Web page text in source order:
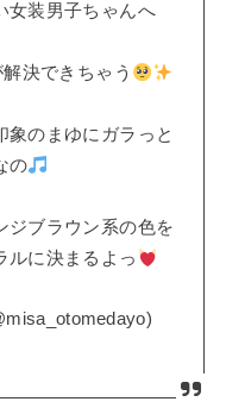
女装男子ちゃんへ
決できちゃう
象のまゆにガラっと
の
ジブラウン系の色を
ルに決まるよっ